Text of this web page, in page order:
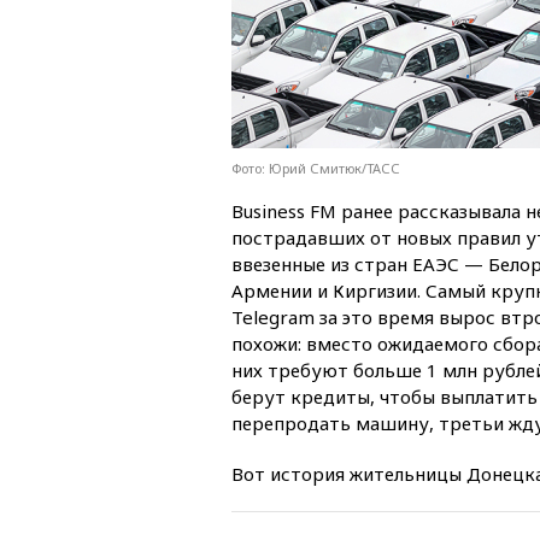
Фото: Юрий Смитюк/ТАСС
Business FM ранее рассказывала
пострадавших от новых правил
ввезенные из стран ЕАЭС —
Армении и Киргизии. Самый
Telegram за это время вырос
похожи: вместо ожидаемого
них требуют больше 1 млн
берут кредиты, чтобы
перепродать машину, третьи
Вот история жительницы